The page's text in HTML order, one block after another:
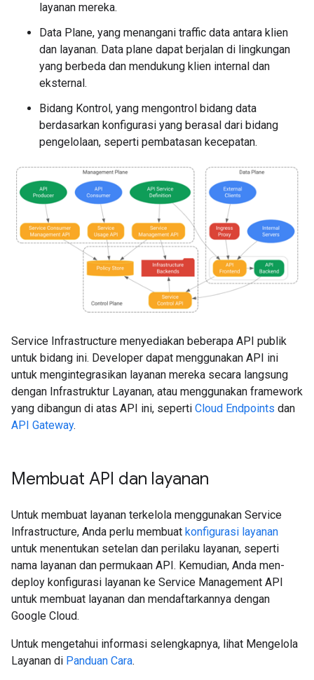
layanan mereka.
Data Plane, yang menangani traffic data antara klien
dan layanan. Data plane dapat berjalan di lingkungan
yang berbeda dan mendukung klien internal dan
eksternal.
Bidang Kontrol, yang mengontrol bidang data
berdasarkan konfigurasi yang berasal dari bidang
pengelolaan, seperti pembatasan kecepatan.
Service Infrastructure menyediakan beberapa API publik
untuk bidang ini. Developer dapat menggunakan API ini
untuk mengintegrasikan layanan mereka secara langsung
dengan Infrastruktur Layanan, atau menggunakan framework
yang dibangun di atas API ini, seperti Cloud Endpoints dan
API Gateway.
Membuat API dan layanan
Untuk membuat layanan terkelola menggunakan Service
Infrastructure, Anda perlu membuat konfigurasi layanan
untuk menentukan setelan dan perilaku layanan, seperti
nama layanan dan permukaan API. Kemudian, Anda men-
deploy konfigurasi layanan ke Service Management API
untuk membuat layanan dan mendaftarkannya dengan
Google Cloud.
Untuk mengetahui informasi selengkapnya, lihat Mengelola
Layanan di Panduan Cara.